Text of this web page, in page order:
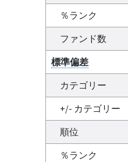
％ランク
ファンド数
標準偏差
カテゴリー
+/- カテゴリー
順位
％ランク